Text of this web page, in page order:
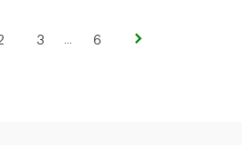
3 See skipped pages
6